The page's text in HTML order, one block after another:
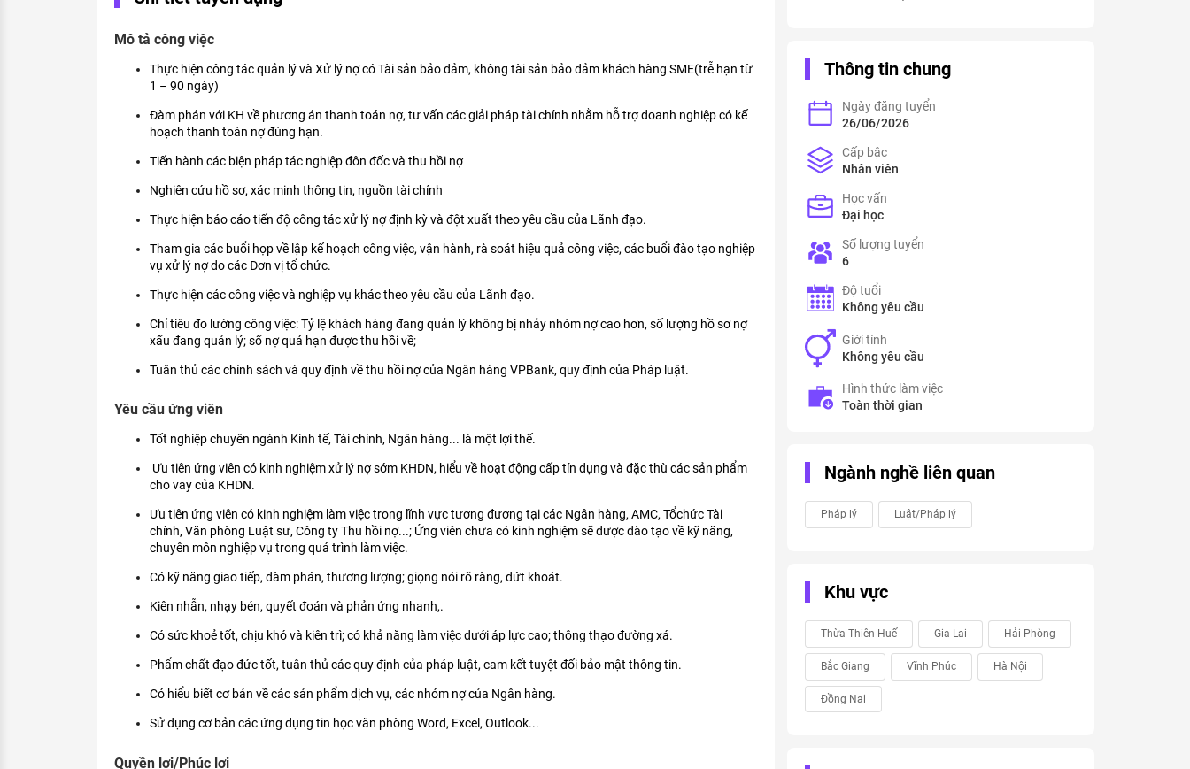
KHÁM PHÁ NGHỀ NGHIỆP
Tử vi nghề nghiệp
Kỹ năng nghề nghiệp
HƯỚNG NGHIỆP VIỆC LÀM
XÂY DỰNG VÀ PHÁT TRIỂN ĐỘI NGŨ
TUYỂN DỤNG VIỆC LÀM
Mô tả công việc
Thực hiện công tác quản lý và Xử lý nợ có Tài sản bảo đảm, không tài sản bảo đảm khách hàng SME(trễ hạn từ
1 – 90 ngày)
Đàm phán với KH về phương án thanh toán nợ, tư vấn các giải pháp tài chính nhằm hỗ trợ doanh nghiệp có kế
hoạch thanh toán nợ đúng hạn.
Tiến hành các biện pháp tác nghiệp đôn đốc và thu hồi nợ
Nghiên cứu hồ sơ, xác minh thông tin, nguồn tài chính
Thực hiện báo cáo tiến độ công tác xử lý nợ định kỳ và đột xuất theo yêu cầu của Lãnh đạo.
Tham gia các buổi họp về lập kế hoạch công việc, vận hành, rà soát hiệu quả công việc, các buổi đào tạo nghiệp
vụ xử lý nợ do các Đơn vị tổ chức.
Thực hiện các công việc và nghiệp vụ khác theo yêu cầu của Lãnh đạo.
Chỉ tiêu đo lường công việc: Tỷ lệ khách hàng đang quản lý không bị nhảy nhóm nợ cao hơn, số lượng hồ sơ nợ
xấu đang quản lý; số nợ quá hạn được thu hồi về;
Tuân thủ các chính sách và quy định về thu hồi nợ của Ngân hàng VPBank, quy định của Pháp luật.
Yêu cầu ứng viên
Tốt nghiệp chuyên ngành Kinh tế, Tài chính, Ngân hàng... là một lợi thế.
Ưu tiên ứng viên có kinh nghiệm xử lý nợ sớm KHDN, hiểu về hoạt động cấp tín dụng và đặc thù các sản phẩm
cho vay của KHDN.
Ưu tiên ứng viên có kinh nghiệm làm việc trong lĩnh vực tương đương tại các Ngân hàng, AMC, Tổchức Tài
chính, Văn phòng Luật sư, Công ty Thu hồi nợ...; Ứng viên chưa có kinh nghiệm sẽ được đào tạo về kỹ năng,
chuyên môn nghiệp vụ trong quá trình làm việc.
Có kỹ năng giao tiếp, đàm phán, thương lượng; giọng nói rõ ràng, dứt khoát.
Kiên nhẫn, nhạy bén, quyết đoán và phản ứng nhanh,.
Có sức khoẻ tốt, chịu khó và kiên trì; có khả năng làm việc dưới áp lực cao; thông thạo đường xá.
Phẩm chất đạo đức tốt, tuân thủ các quy định của pháp luật, cam kết tuyệt đối bảo mật thông tin.
Có hiểu biết cơ bản về các sản phẩm dịch vụ, các nhóm nợ của Ngân hàng.
Sử dụng cơ bản các ứng dụng tin học văn phòng Word, Excel, Outlook...
Quyền lợi/Phúc lợi
Thông tin chung
Ngày đăng tuyển
26/06/2026
Cấp bậc
Nhân viên
Học vấn
Đại học
Số lượng tuyển
6
Độ tuổi
Không yêu cầu
Giới tính
Không yêu cầu
Hình thức làm việc
Toàn thời gian
Ngành nghề liên quan
Pháp lý Luật/Pháp lý
Khu vực
Thừa Thiên Huế Gia Lai Hải Phòng
Bắc Giang Vĩnh Phúc Hà Nội
Đồng Nai